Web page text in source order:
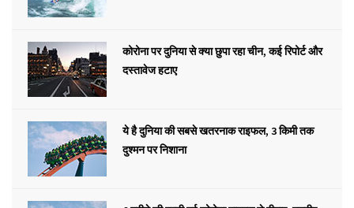
कोरोना पर दुनिया से क्या छुपा रहा चीन, कई रिपोर्ट और
दस्तावेज हटाए
ये है दुनिया की सबसे खतरनाक राइफल, 3 किमी तक
दुश्मन पर निशाना